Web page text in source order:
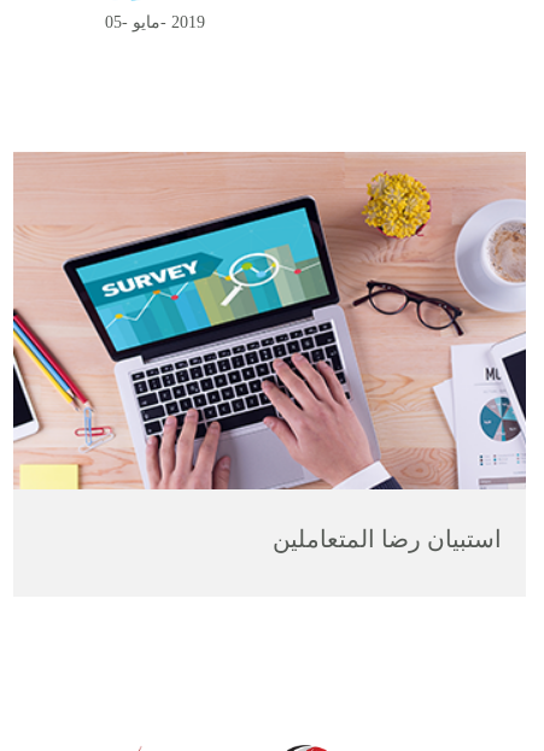
0 5 - مايو- 2 0 1 9
استبيان رضا المتعاملين